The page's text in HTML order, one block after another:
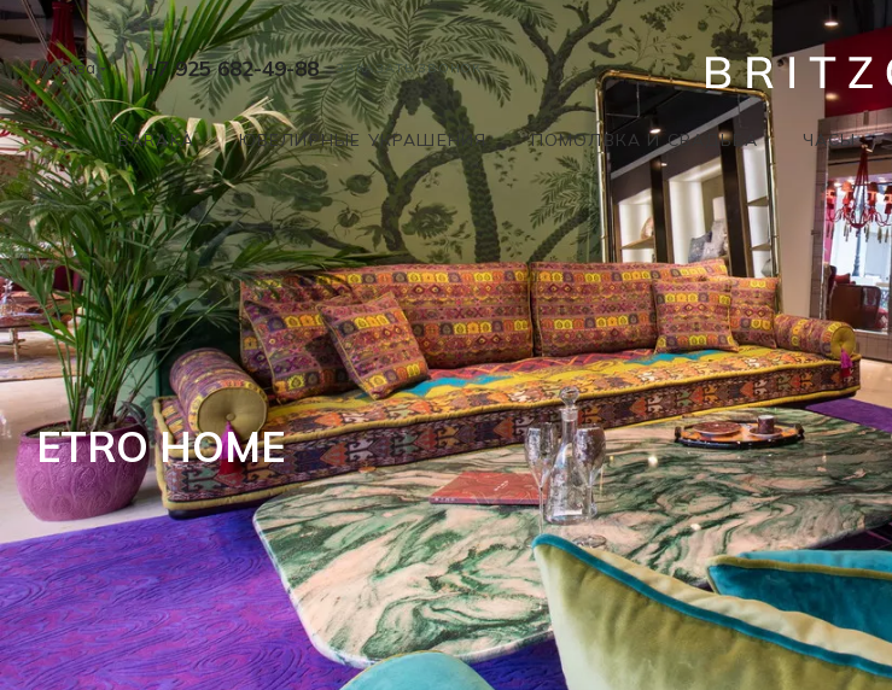
Москва +7 925 682-49-88 ЗАКАЗАТЬ ЗВОНОК
BARAKÀ ЮВЕЛИРНЫЕ УКРАШЕНИЯ ПОМОЛВКА И СВАДЬБА ЧАСЫ
ETRO HOME